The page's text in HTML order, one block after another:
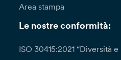
Area stampa
Le nostre conformità:
ISO 30415:2021 “Diversità